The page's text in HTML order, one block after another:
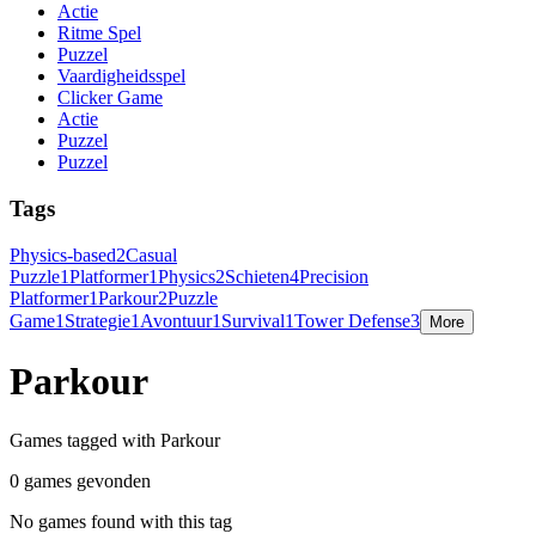
Actie
Ritme Spel
Puzzel
Vaardigheidsspel
Clicker Game
Actie
Puzzel
Puzzel
Tags
Physics-based2Casual
Puzzle1Platformer1Physics2Schieten4Precision
Platformer1Parkour2Puzzle
Game1 Strategie1 Avontuur1 Survival1Tower Defense3 More
Parkour
Games tagged with Parkour
0 games gevonden
No games found with this tag